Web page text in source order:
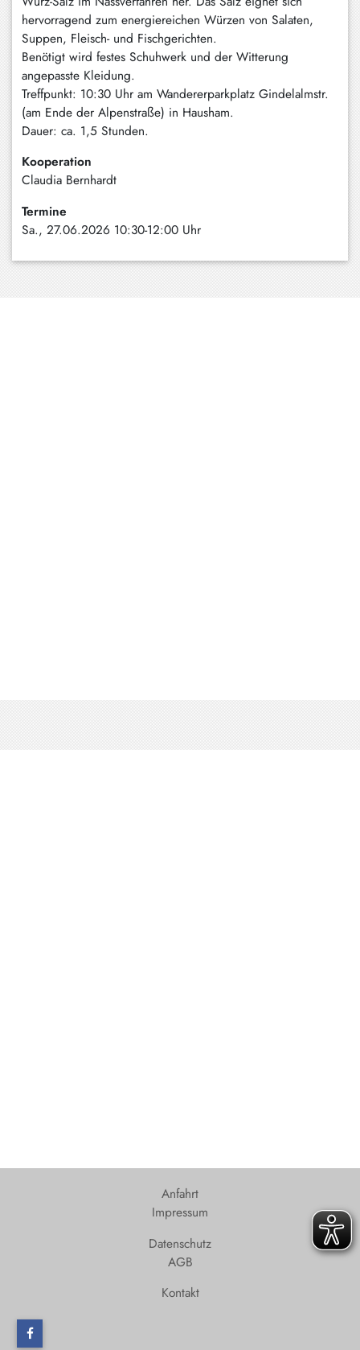
hervorragend zum energiereichen Würzen von Salaten,
Suppen, Fleisch- und Fischgerichten.
Benötigt wird festes Schuhwerk und der Witterung
angepasste Kleidung.
Treffpunkt: 10:30 Uhr am Wandererparkplatz Gindelalmstr.
(am Ende der Alpenstraße) in Hausham.
Dauer: ca. 1,5 Stunden.
Kooperation
Claudia Bernhardt
Termine
Sa., 27.06.2026 10:30-12:00 Uhr
Anfahrt
Impressum
Datenschutz
AGB
Kontakt
/
Wall
Weyarn